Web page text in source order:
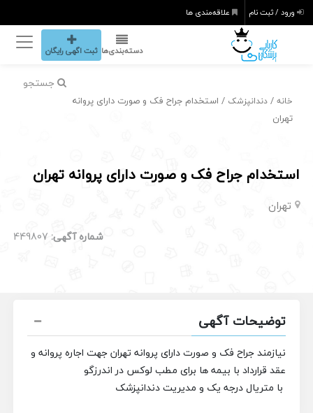
ورود / ثبت نام علاقه‌مندی ها
دسته‌بندی‌ها ثبت اگهی رایگان
جستجو
خانه /دندانپزشک / استخدام جراح فک و صورت دارای پروانه
تهران
استخدام جراح فک و صورت دارای پروانه تهران
تهران
شماره آگهی: 449807
توضیحات آگهی
نیازمند جراح فک و صورت دارای پروانه تهران جهت اجاره پروانه و
عقد قرارداد با بیمه ها برای مطب لوکس در اندرزگو
با متریال درجه یک و مدیریت دندانپزشک